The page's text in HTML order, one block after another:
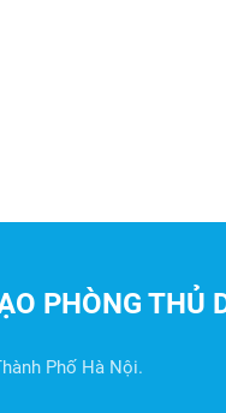
PHÒNG THỦ
Phố Hà Nội.